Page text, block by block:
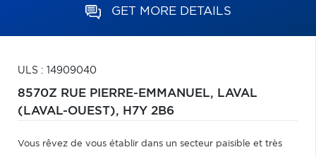
GET MORE DETAILS
ULS : 14909040
8570Z RUE PIERRE-EMMANUEL, LAVAL
(LAVAL-OUEST), H7Y 2B6
Vous rêvez de vous établir dans un secteur paisible et très